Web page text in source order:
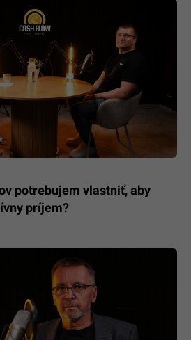
potrebujem vlastniť, aby
príjem?